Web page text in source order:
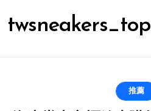
容
twsneakers_top
推薦